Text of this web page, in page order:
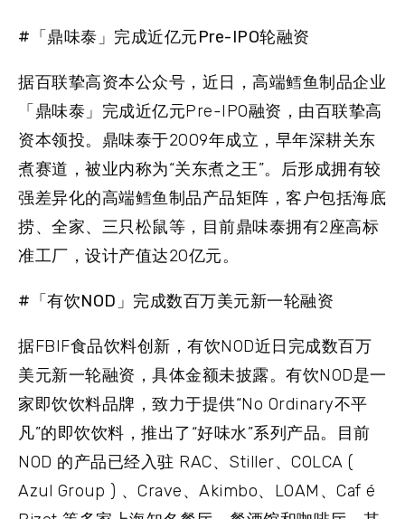
#「鼎味泰」完成近亿元Pre-IPO轮融资
据百联挚高资本公众号，近日，高端鳕鱼制品企业
「鼎味泰」完成近亿元Pre-IPO融资，由百联挚高
资本领投。鼎味泰于2009年成立，早年深耕关东
煮赛道，被业内称为“关东煮之王”。后形成拥有较
强差异化的高端鳕鱼制品产品矩阵，客户包括海底
捞、全家、三只松鼠等，目前鼎味泰拥有2座高标
准工厂，设计产值达20亿元。
#「有饮NOD」完成数百万美元新一轮融资
据FBIF食品饮料创新，有饮NOD近日完成数百万
美元新一轮融资，具体金额未披露。有饮NOD是一
家即饮饮料品牌，致力于提供“No Ordinary不平
凡”的即饮饮料，推出了“好味水”系列产品。目前
NOD 的产品已经入驻 RAC、Stiller、COLCA (
Azul Group ) 、Crave、Akimbo、LOAM、Caf é